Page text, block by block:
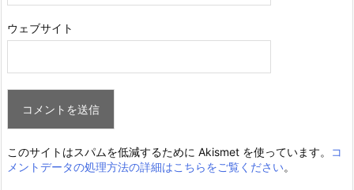
ウェブサイト
このサイトはスパムを低減するために Akismet を使っています。
コ
メントデータの処理方法の詳細はこちらをご覧ください。